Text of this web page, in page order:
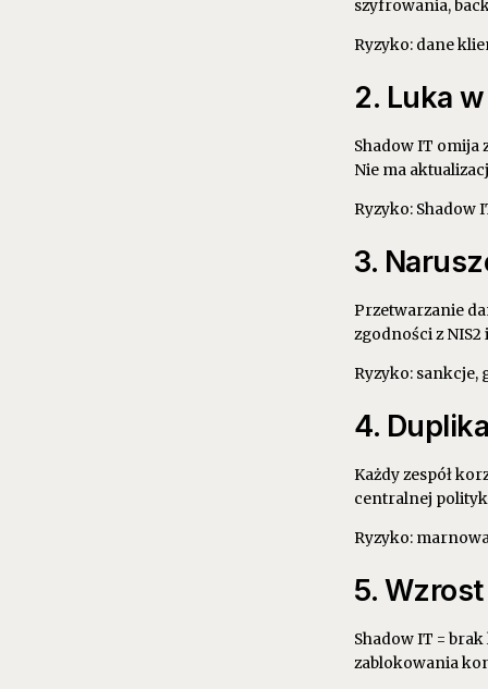
szyfrowania,
Ryzyko: dane
2. Luka
Shadow IT omija
Nie ma
Ryzyko: Shadow
3.
Przetwarzanie
zgodności z NIS2
Ryzyko:
4.
Każdy zespół
centralnej
Ryzyko:
5.
Shadow IT =
zablokowania